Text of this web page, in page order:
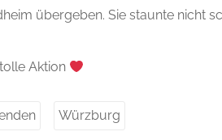
übergeben. Sie staunte nicht
Aktion
Würzburg